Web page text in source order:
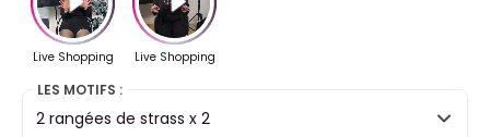
LES MOTIFS :
2 rangées de strass x 2